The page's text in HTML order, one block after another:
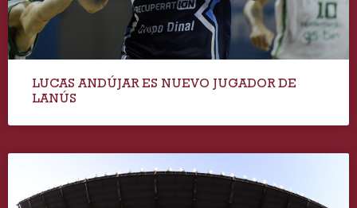
LUCAS ANDÚJAR ES NUEVO JUGADOR DE
LANÚS